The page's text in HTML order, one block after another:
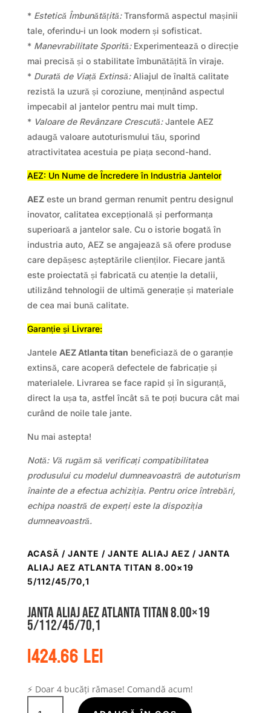
* Estetică Îmbunătățită:Transformă aspectul mașinii
tale, oferindu-i un look modern și sofisticat.
* Manevrabilitate Sporită:Experimentează o direcție
mai precisă și o stabilitate îmbunătățită în viraje.
* Durată de Viață Extinsă:Aliajul de înaltă calitate
rezistă la uzură și coroziune, menținând aspectul
impecabil al jantelor pentru mai mult timp.
* Valoare de Revânzare Crescută:Jantele AEZ
adaugă valoare autoturismului tău, sporind
atractivitatea acestuia pe piața second-hand.
AEZ: Un Nume de Încredere în Industria Jantelor
AEZeste un brand german renumit pentru designul
inovator, calitatea excepțională și performanța
superioară a jantelor sale. Cu o istorie bogată în
industria auto, AEZ se angajează să ofere produse
care depășesc așteptările clienților. Fiecare jantă
este proiectată și fabricată cu atenție la detalii,
utilizând tehnologii de ultimă generație și materiale
de cea mai bună calitate.
Garanție și Livrare:
Jantele AEZ Atlanta titan beneficiază de o garanție
extinsă, care acoperă defectele de fabricație și
materialele. Livrarea se face rapid și în siguranță,
direct la ușa ta, astfel încât să te poți bucura cât mai
curând de noile tale jante.
Nu mai astepta!
Notă: Vă rugăm să verificați compatibilitatea
produsului cu modelul dumneavoastră de autoturism
înainte de a efectua achiziția. Pentru orice întrebări,
echipa noastră de experți este la dispoziția
dumneavoastră.
ACASĂ / JANTE / JANTE ALIAJ AEZ / JANTA
ALIAJ AEZ ATLANTA TITAN 8.00×19
5/112/45/70,1
Janta aliaj AEZ Atlanta titan 8.00×19
5/112/45/70,1
1424.66lei
⚡ Doar 4 bucăți rămase! Comandă acum!
Cantitate